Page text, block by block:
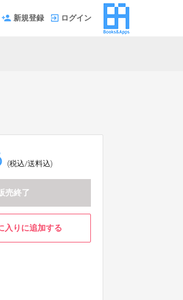
新規登録 ログイン
(税込/送料込)
売終了
入りに追加する